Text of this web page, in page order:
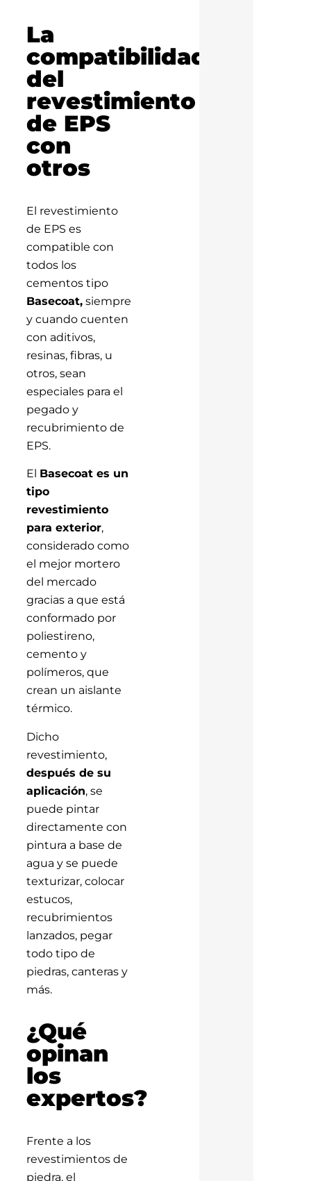
La
compatibilidad
del
revestimiento
de EPS
con
otros
El revestimiento
de EPS es
compatible con
todos los
cementos tipo
Basecoat,siempre
y cuando cuenten
con aditivos,
resinas, fibras, u
otros, sean
especiales para el
pegado y
recubrimiento de
EPS.
El Basecoat es un
tipo
revestimiento
para exterior,
considerado como
el mejor mortero
del mercado
gracias a que está
conformado por
poliestireno,
cemento y
polímeros, que
crean un aislante
térmico.
Dicho
revestimiento,
después de su
aplicación, se
puede pintar
directamente con
pintura a base de
agua y se puede
texturizar, colocar
estucos,
recubrimientos
lanzados, pegar
todo tipo de
piedras, canteras y
más.
¿Qué
opinan
los
expertos?
Frente a los
revestimientos de
piedra, el